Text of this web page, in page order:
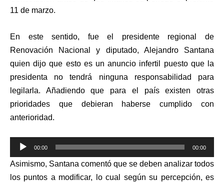
11 de marzo.
En este sentido, fue el presidente regional de
Renovación Nacional y diputado, Alejandro Santana
quien dijo que esto es un anuncio infertil puesto que la
presidenta no tendrá ninguna responsabilidad para
legilarla. Añadiendo que para el país existen otras
prioridades que debieran haberse cumplido con
anterioridad.
Reproductor
de
audio
00:00 00:00
Asimismo, Santana comentó que se deben analizar todos
los puntos a modificar, lo cual según su percepción, es